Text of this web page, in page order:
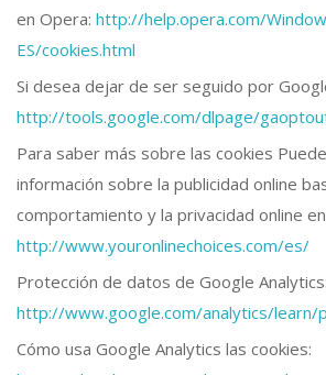
en Opera: http://help.opera.com/
ES/cookies.html
Si desea dejar de ser seguido por
http://tools.google.com/dlpage/
Para saber más sobre las cookies
información sobre la publicidad online
comportamiento y la privacidad online
http://www.youronlinechoices.com/es/
Protección de datos de Google Analytics:
http://www.google.com/analytics/learn/
Cómo usa Google Analytics las cookies: